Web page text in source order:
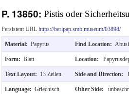
springen
P. 13850: Pistis oder
Persistent URL https://berlpap.smb.museum/03898/
Material: Papyrus Find Location:
Form: Blatt Location:
Text Layout: 13 Zeilen Side and Direction:
Language: Griechisch Other Side: